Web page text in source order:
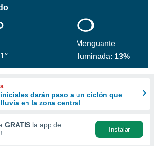
Menguante
Iluminada: 13%
iniciales darán paso a un ciclón que
en la zona central
GRATIS la app de
Instalar